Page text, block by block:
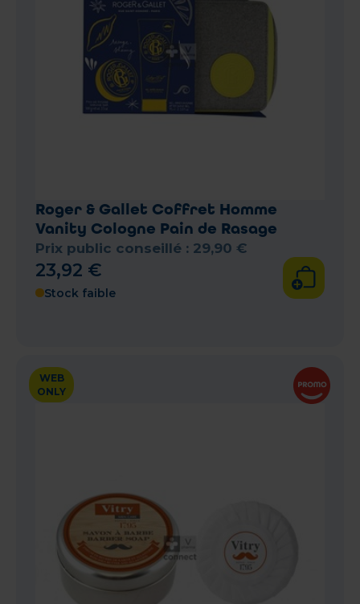
Roger & Gallet Coffret Homme
Vanity Cologne Pain de Rasage
Prix public conseillé : 29,90 €
23,92 €
Stock faible
WEB
ONLY